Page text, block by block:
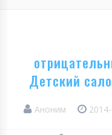
Детский
Аноним